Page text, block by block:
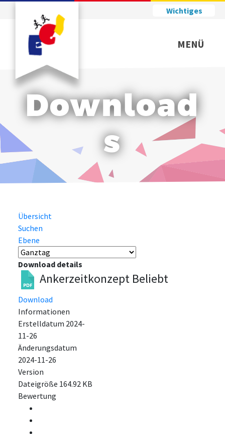
Wichtiges
MENÜ
Download
s
Übersicht
Suchen
Ebene
Download details
Ankerzeitkonzept Beliebt
Download
Informationen
Erstelldatum 2024-
11-26
Änderungsdatum
2024-11-26
Version
Dateigröße 164.92 KB
Bewertung